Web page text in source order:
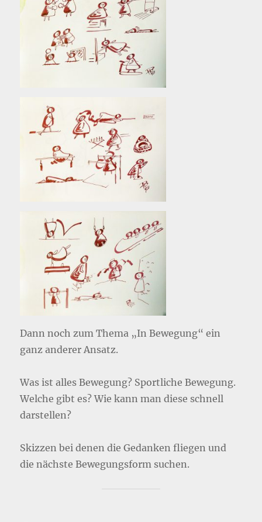
Dann noch zum Thema „In Bewegung“ ein
ganz anderer Ansatz.
Was ist alles Bewegung? Sportliche Bewegung.
Welche gibt es? Wie kann man diese schnell
darstellen?
Skizzen bei denen die Gedanken fliegen und
die nächste Bewegungsform suchen.